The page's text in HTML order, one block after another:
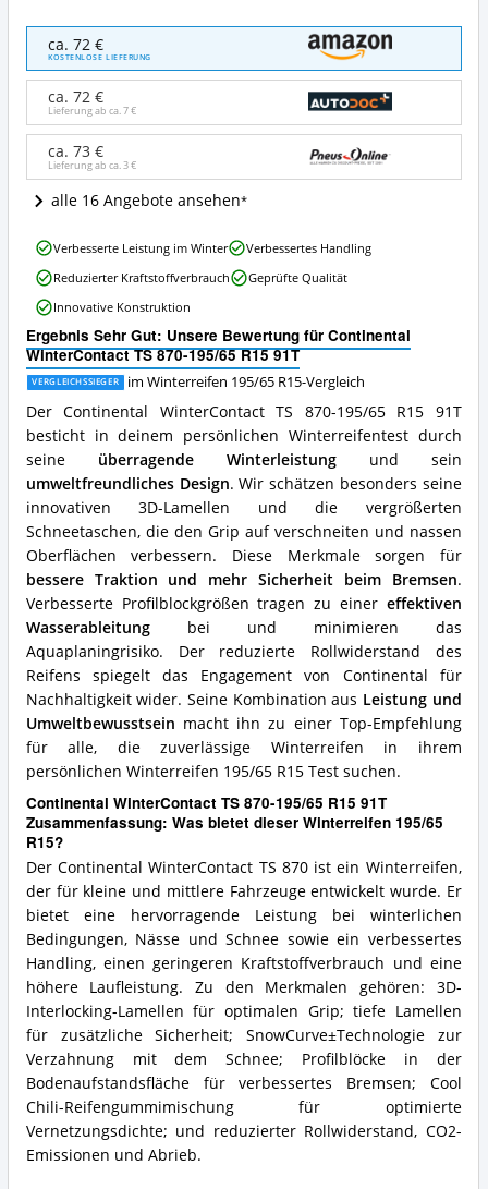
Continental
WinterContact
TS
870-
195/65
R15
91T
Angebote:
Wo
ist
Winterreifen
195/65
R15
erhältlich?
ca. 72 €
KOSTENLOSE LIEFERUNG
ca. 72 €
Lieferung ab ca.7 €
ca. 73 €
Lieferung ab ca.3 €
alle 16 Angebote ansehen
Ergebnis Sehr Gut: Unsere Bewertung für Continental
WinterContact TS 870-195/65 R15 91T
VERGLEICHSSIEGER im Winterreifen 195/65 R15-Vergleich
Der Continental WinterContact TS 870-195/65 R15 91T
besticht in deinem persönlichen Winterreifentest durch
seine überragende Winterleistungund sein
umweltfreundliches Design. Wir schätzen besonders seine
innovativen 3D-Lamellen und die vergrößerten
Schneetaschen, die den Grip auf verschneiten und nassen
Oberflächen verbessern. Diese Merkmale sorgen für
bessere Traktion und mehr Sicherheit beim Bremsen.
Verbesserte Profilblockgrößen tragen zu einer effektiven
Wasserableitungbei und minimieren das
Aquaplaningrisiko. Der reduzierte Rollwiderstand des
Reifens spiegelt das Engagement von Continental für
Nachhaltigkeit wider. Seine Kombination aus Leistung und
Umweltbewusstsein macht ihn zu einer Top-Empfehlung
für alle, die zuverlässige Winterreifen in ihrem
persönlichen Winterreifen 195/65 R15 Test suchen.
Continental WinterContact TS 870-195/65 R15 91T
Zusammenfassung: Was bietet dieser Winterreifen 195/65
R15?
Der Continental WinterContact TS 870 ist ein Winterreifen,
der für kleine und mittlere Fahrzeuge entwickelt wurde. Er
bietet eine hervorragende Leistung bei winterlichen
Bedingungen, Nässe und Schnee sowie ein verbessertes
Handling, einen geringeren Kraftstoffverbrauch und eine
höhere Laufleistung. Zu den Merkmalen gehören: 3D-
Interlocking-Lamellen für optimalen Grip; tiefe Lamellen
für zusätzliche Sicherheit; SnowCurve±Technologie zur
Verzahnung mit dem Schnee; Profilblöcke in der
Bodenaufstandsfläche für verbessertes Bremsen; Cool
Chili-Reifengummimischung für optimierte
Vernetzungsdichte; und reduzierter Rollwiderstand, CO2-
Emissionen und Abrieb.
Continental
WinterContact
TS
870-
195/65
R15
91T
Vorteile:
Was
spricht
für
diesen
Winterreifen
195/65
R15?
Verbesserte Leistung im Winter
Verbessertes Handling
Reduzierter Kraftstoffverbrauch
Geprüfte Qualität
Innovative Konstruktion